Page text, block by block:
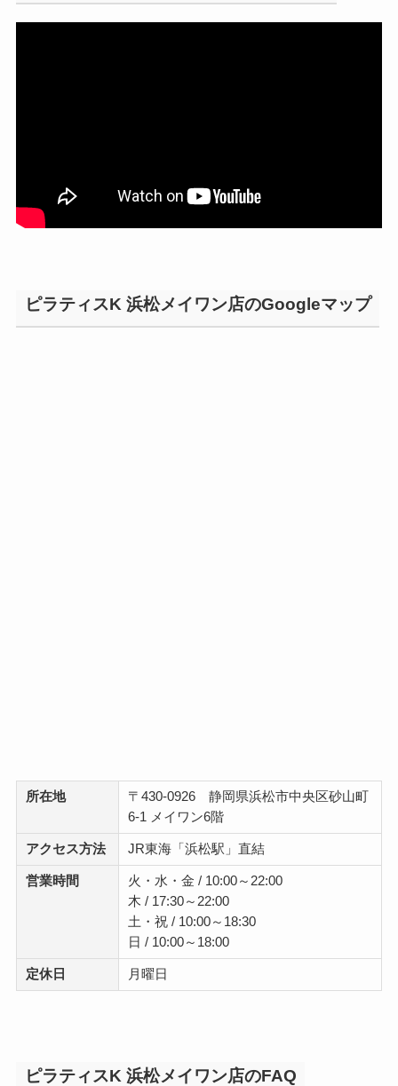
ピラティスK 浜松メイワン店のGoogleマップ
所在地
〒430-0926 静岡県浜松市中央区砂山町
6-1 メイワン6階
アクセス方法 JR東海「浜松駅」直結
営業時間
火・水・金 / 10:00～22:00
木 / 17:30～22:00
土・祝 / 10:00～18:30
日 / 10:00～18:00
定休日 月曜日
ピラティスK 浜松メイワン店のFAQ